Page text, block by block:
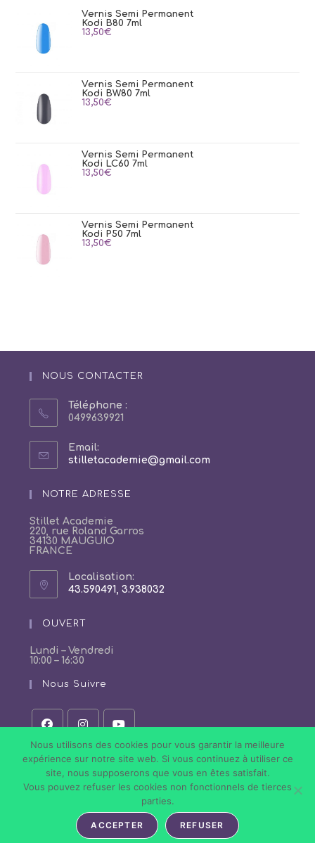
Vernis Semi Permanent
Kodi B80 7ml
13,50€
Vernis Semi Permanent
Kodi BW80 7ml
13,50€
Vernis Semi Permanent
Kodi LC60 7ml
13,50€
Vernis Semi Permanent
Kodi P50 7ml
13,50€
NOUS CONTACTER
Téléphone :
0499639921
Email:
stilletacademie@gmail.comS’ouvre
NOTRE ADRESSE
Stillet Academie
220, rue Roland Garros
34130 MAUGUIO
FRANCE
Localisation:
43.590491, 3.938032
un
nouvel
OUVERT
Lundi – Vendredi
10:00 – 16:30
Nous Suivre
S’ouvre
dans
un
nouvel
onglet
S’ouvre
un
nouvel
onglet
S’ouvre
dans
un
nouvel
onglet
Conditions Générales de Vente
Mentions légales
Tous droits réservés © 2026 Nail Art Store
Nous utilisons des cookies pour vous garantir la meilleure
expérience sur notre site web. Si vous continuez à utiliser ce
site, nous supposerons que vous en êtes satisfait.
Vous pouvez refuser les cookies non fonctionnels de tierces
parties.
ACCEPTER REFUSER